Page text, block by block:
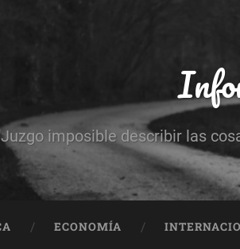
imposible describir las
ECONOMÍA